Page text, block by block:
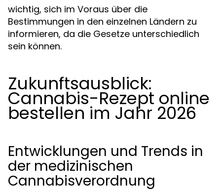
wichtig, sich im Voraus über die
Bestimmungen in den einzelnen Ländern zu
informieren, da die Gesetze unterschiedlich
sein können.
Zukunftsausblick:
Cannabis-Rezept online
bestellen im Jahr 2026
Entwicklungen und Trends in
der medizinischen
Cannabisverordnung